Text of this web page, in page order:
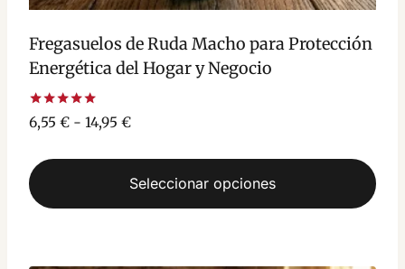
Fregasuelos de Ruda Macho para Protección
Energética del Hogar y Negocio
Valorado
con
de 5
6,55 € - 14,95 €Rango
precios:
desde
6,55 €
Seleccionar opciones